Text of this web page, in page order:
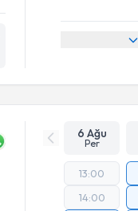
6 Ağu
Per
13:00
14:00